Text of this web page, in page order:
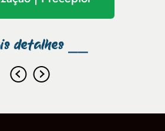
detalhes ⎯⎯